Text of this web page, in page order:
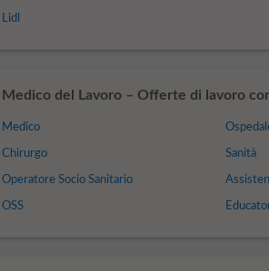
Lidl
Medico del Lavoro – Offerte di lavoro
Medico
Chirurgo
Operatore Socio Sanitario
OSS
Sanità